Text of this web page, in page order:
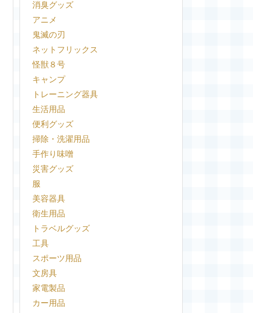
消臭グッズ
アニメ
鬼滅の刃
ネットフリックス
怪獣８号
キャンプ
トレーニング器具
生活用品
便利グッズ
掃除・洗濯用品
手作り味噌
災害グッズ
服
美容器具
衛生用品
トラベルグッズ
工具
スポーツ用品
文房具
家電製品
カー用品